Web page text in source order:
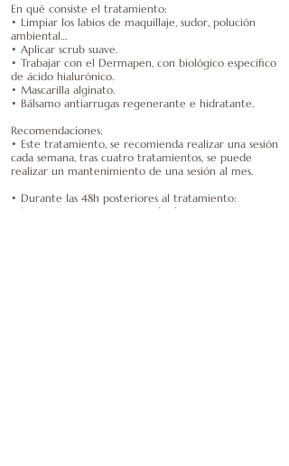
En qué consiste el tratamiento:
• Limpiar los labios de maquillaje, sudor, polución
ambiental…
• Aplicar scrub suave.
• Trabajar con el Dermapen, con biológico específico
de ácido hialurónico.
• Mascarilla alginato.
• Bálsamo antiarrugas regenerante e hidratante.
Recomendaciones:
• Este tratamiento, se recomienda realizar una sesión
cada semana, tras cuatro tratamientos, se puede
realizar un mantenimiento de una sesión al mes.
• Durante las 48h posteriores al tratamiento:
o Importante no exponerse al sol.